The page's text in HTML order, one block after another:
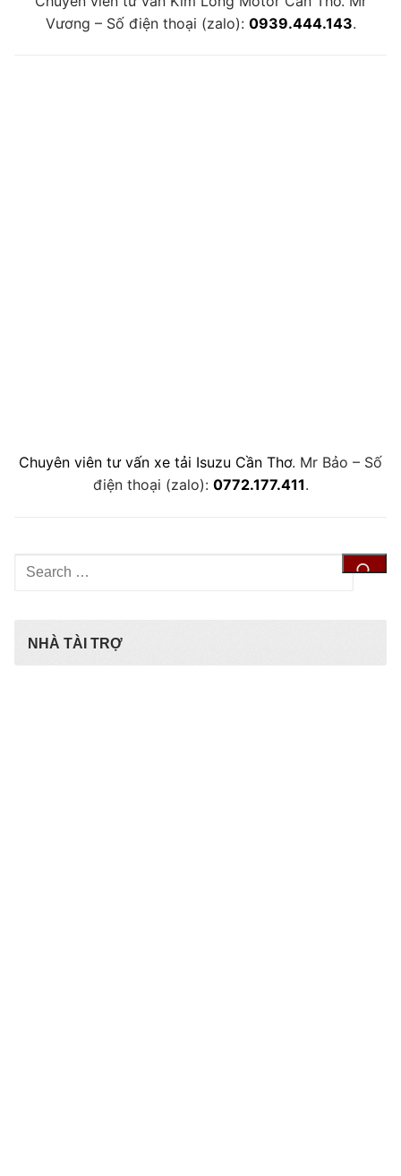
Vương – Số điện thoại (zalo): 0939.444.143.
Chuyên viên tư vấn xe tải Isuzu Cần Thơ. Mr Bảo – Số
điện thoại (zalo): 0772.177.411.
Tìm
kiếm
NHÀ TÀI TRỢ